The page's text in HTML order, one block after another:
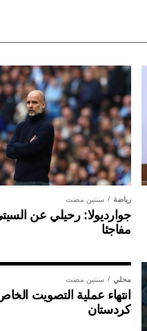
رياضة سنتين مضت
جوارديولا: رحيلي عن
مفاجئا
محلي سنتين مضت
انتهاء عملية التصويت
كردستان